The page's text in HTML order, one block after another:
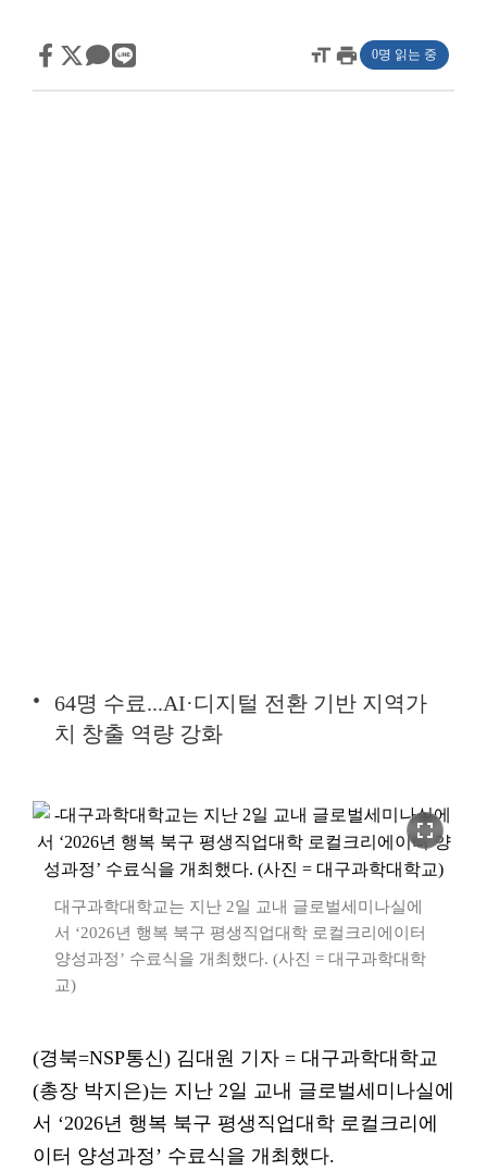
format_sizeprint 0명 읽는 중
64명 수료...AI·디지털 전환 기반 지역가
치 창출 역량 강화
fullscreen
대구과학대학교는 지난 2일 교내 글로벌세미나실에
서 ‘2026년 행복 북구 평생직업대학 로컬크리에이터
양성과정’ 수료식을 개최했다. (사진 = 대구과학대학
교)
(경북=NSP통신) 김대원 기자 = 대구과학대학교
(총장 박지은)는 지난 2일 교내 글로벌세미나실에
서 ‘2026년 행복 북구 평생직업대학 로컬크리에
이터 양성과정’ 수료식을 개최했다.